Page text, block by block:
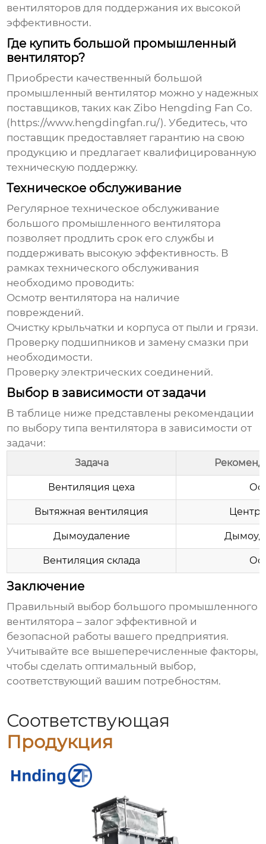
вентиляторов для поддержания их высокой
эффективности.
Где купить большой промышленный
вентилятор?
Приобрести качественный большой
промышленный вентилятор можно у надежных
поставщиков, таких как Zibo Hengding Fan Co.
( https://www.hengdingfan.ru/). Убедитесь, что
поставщик предоставляет гарантию на свою
продукцию и предлагает квалифицированную
техническую поддержку.
Техническое обслуживание
Регулярное техническое обслуживание
большого промышленного вентилятора
позволяет продлить срок его службы и
поддерживать высокую эффективность. В
рамках технического обслуживания
необходимо проводить:
Осмотр вентилятора на наличие
повреждений.
Очистку крыльчатки и корпуса от пыли и грязи.
Проверку подшипников и замену смазки при
необходимости.
Проверку электрических соединений.
Выбор в зависимости от задачи
В таблице ниже представлены рекомендации
по выбору типа вентилятора в зависимости от
задачи:
Задача
Вентиляция цеха
Вытяжная вентиляция
Дымоудаление
Вентиляция склада
Заключение
Правильный выбор большого промышленного
вентилятора – залог эффективной и
безопасной работы вашего предприятия.
Учитывайте все вышеперечисленные факторы,
чтобы сделать оптимальный выбор,
соответствующий вашим потребностям.
Соответствующая
Продукция